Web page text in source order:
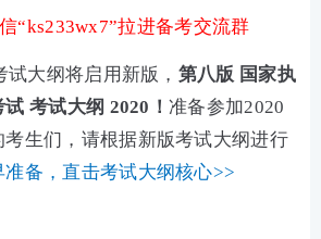
“ks233wx7”拉进备考交流群
大纲将启用新版， 第八版 国家执
考试大纲 2020！ 准备参加2020
生们，请根据新版考试大纲进行
准备，直击考试大纲核心>>